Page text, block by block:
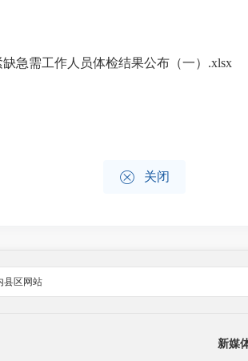
急需工作人员体检结果公布（一）.xlsx
 关闭
县区网站
新媒